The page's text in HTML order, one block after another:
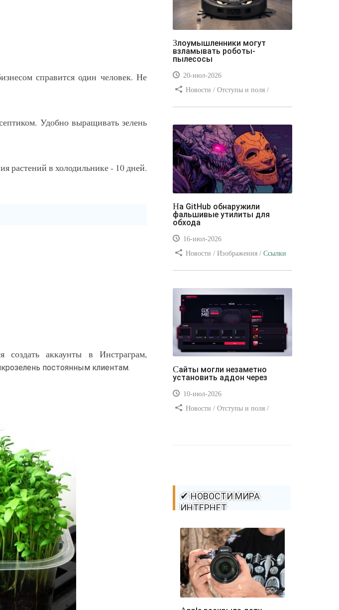
справится один человек. Не
Удобно выращивать зелень
растений в холодильнике - 10 дней.
аккаунты в Инстраграм,
постоянным клиентам.
Злоумышленники могут
взламывать роботы-
пылесосы
20-июл-2026
Новости / Отступы и поля /
/ Текст / Цвет / Видео уроки
На GitHub обнаружили
фальшивые утилиты для
обхода
16-июл-2026
Новости / Изображения / Ссылки
Сайты могли незаметно
установить аддон через
10-июл-2026
Новости / Отступы и поля /
✔ НОВОСТИ МИРА
ИНТЕРНЕТ